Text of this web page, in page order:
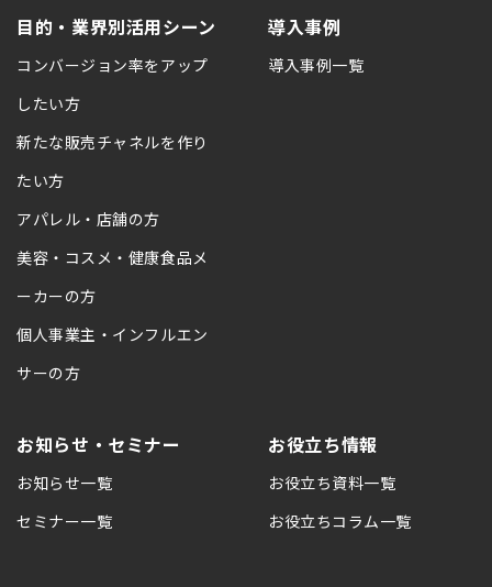
目的・業界別活用シーン
コンバージョン率をアップ
したい方
新たな販売チャネルを作り
たい方
アパレル・店舗の方
美容・コスメ・健康食品メ
ーカーの方
個人事業主・インフルエン
サーの方
導入事例
導入事例一覧
お知らせ・セミナー
お知らせ一覧
セミナー一覧
お役立ち情報
お役立ち資料一覧
お役立ちコラム一覧